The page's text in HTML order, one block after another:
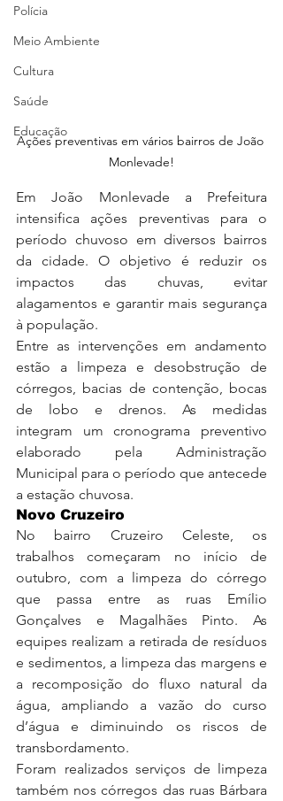
Polícia
Meio Ambiente
Cultura
Saúde
Educação
Ações preventivas em vários bairros de João
Monlevade!
Em João Monlevade a Prefeitura
intensifica ações preventivas para o
período chuvoso em diversos bairros
da cidade. O objetivo é reduzir os
impactos das chuvas, evitar
alagamentos e garantir mais segurança
à população.
Entre as intervenções em andamento
estão a limpeza e desobstrução de
córregos, bacias de contenção, bocas
de lobo e drenos. As medidas
integram um cronograma preventivo
elaborado pela Administração
Municipal para o período que antecede
a estação chuvosa.
Novo Cruzeiro
No bairro Cruzeiro Celeste, os
trabalhos começaram no início de
outubro, com a limpeza do córrego
que passa entre as ruas Emílio
Gonçalves e Magalhães Pinto. As
equipes realizam a retirada de resíduos
e sedimentos, a limpeza das margens e
a recomposição do fluxo natural da
água, ampliando a vazão do curso
d’água e diminuindo os riscos de
transbordamento.
Foram realizados serviços de limpeza
também nos córregos das ruas Bárbara